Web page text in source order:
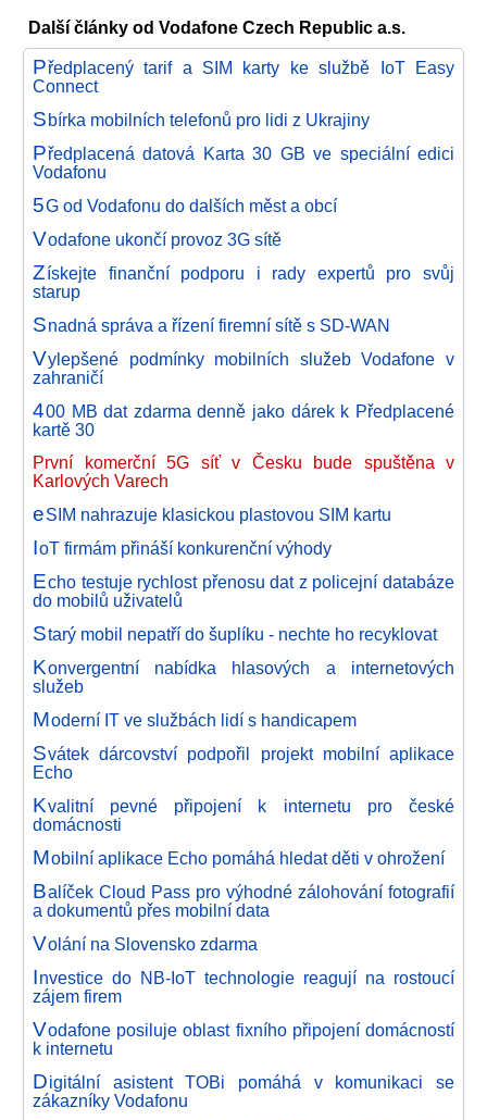
Další články od Vodafone Czech Republic a.s.
Předplacený tarif a SIM karty ke službě IoT Easy
Connect
Sbírka mobilních telefonů pro lidi z Ukrajiny
Předplacená datová Karta 30 GB ve speciální edici
Vodafonu
5G od Vodafonu do dalších měst a obcí
Vodafone ukončí provoz 3G sítě
Získejte finanční podporu i rady expertů pro svůj
starup
Snadná správa a řízení firemní sítě s SD-WAN
Vylepšené podmínky mobilních služeb Vodafone v
zahraničí
400 MB dat zdarma denně jako dárek k Předplacené
kartě 30
První komerční 5G síť v Česku bude spuštěna v
Karlových Varech
eSIM nahrazuje klasickou plastovou SIM kartu
IoT firmám přináší konkurenční výhody
Echo testuje rychlost přenosu dat z policejní databáze
do mobilů uživatelů
Starý mobil nepatří do šuplíku - nechte ho recyklovat
Konvergentní nabídka hlasových a internetových
služeb
Moderní IT ve službách lidí s handicapem
Svátek dárcovství podpořil projekt mobilní aplikace
Echo
Kvalitní pevné připojení k internetu pro české
domácnosti
Mobilní aplikace Echo pomáhá hledat děti v ohrožení
Balíček Cloud Pass pro výhodné zálohování fotografií
a dokumentů přes mobilní data
Volání na Slovensko zdarma
Investice do NB-IoT technologie reagují na rostoucí
zájem firem
Vodafone posiluje oblast fixního připojení domácností
k internetu
Digitální asistent TOBi pomáhá v komunikaci se
zákazníky Vodafonu